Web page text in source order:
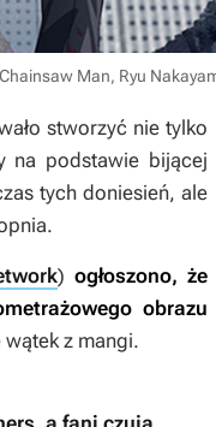
Man, Ryu
stworzyć nie tylko
na podstawie bijącej
tych doniesień, ale
) ogłoszono, że
obrazu
z mangi.